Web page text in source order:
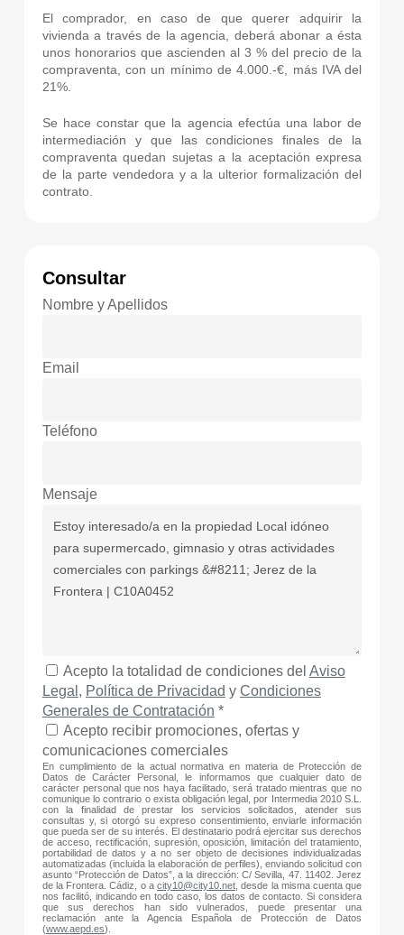
El comprador, en caso de que querer adquirir la
vivienda a través de la agencia, deberá abonar a ésta
unos honorarios que ascienden al 3 % del precio de la
compraventa, con un mínimo de 4.000.-€, más IVA del
21%.
Se hace constar que la agencia efectúa una labor de
intermediación y que las condiciones finales de la
compraventa quedan sujetas a la aceptación expresa
de la parte vendedora y a la ulterior formalización del
contrato.
Consultar
Nombre y Apellidos
Email
Teléfono
Mensaje
Acepto la totalidad de condiciones del Aviso
Legal , Política de Privacidad y Condiciones
Generales de Contratación *
Acepto recibir promociones, ofertas y
comunicaciones comerciales
En cumplimiento de la actual normativa en materia de Protección de
Datos de Carácter Personal, le informamos que cualquier dato de
carácter personal que nos haya facilitado, será tratado mientras que no
comunique lo contrario o exista obligación legal, por Intermedia 2010 S.L.
con la finalidad de prestar los servicios solicitados, atender sus
consultas y, si otorgó su expreso consentimiento, enviarle información
que pueda ser de su interés. El destinatario podrá ejercitar sus derechos
de acceso, rectificación, supresión, oposición, limitación del tratamiento,
portabilidad de datos y a no ser objeto de decisiones individualizadas
automatizadas (incluida la elaboración de perfiles), enviando solicitud con
asunto “Protección de Datos”, a la dirección: C/ Sevilla, 47. 11402. Jerez
de la Frontera. Cádiz, o acity10@city10.net , desde la misma cuenta que
nos facilitó, indicando en todo caso, los datos de contacto. Si considera
que sus derechos han sido vulnerados, puede presentar una
reclamación ante la Agencia Española de Protección de Datos
(www.aepd.es).